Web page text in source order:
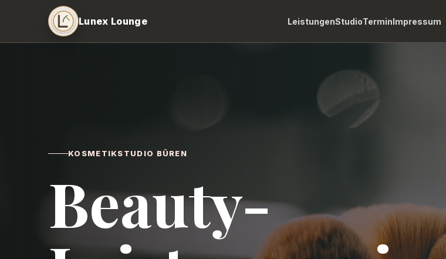
Lunex Lounge LeistungenStudioTerminImpressum
KOSMETIKSTUDIO BÜREN
Beauty-